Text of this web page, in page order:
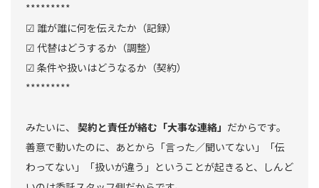
*********
☑︎ 誰が誰に何を伝えたか（記録）
☑︎ 代替はどうするか（調整）
☑︎ 条件や扱いはどうなるか（契約）
*********
みたいに、 契約と責任が絡む「大事な連絡」 だからです。
善意で動いたのに、あとから「言った／聞いてない」「伝
わってない」「扱いが違う」ということが起きると、しんど